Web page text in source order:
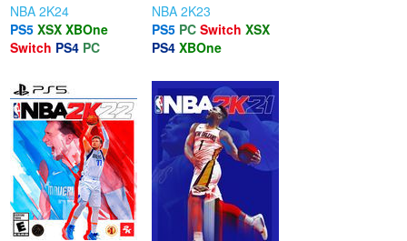
NBA 2K24
PS5 XSX XBOne
Switch PS4 PC
NBA 2K23
PS5 PC Switch XSX
PS4 XBOne